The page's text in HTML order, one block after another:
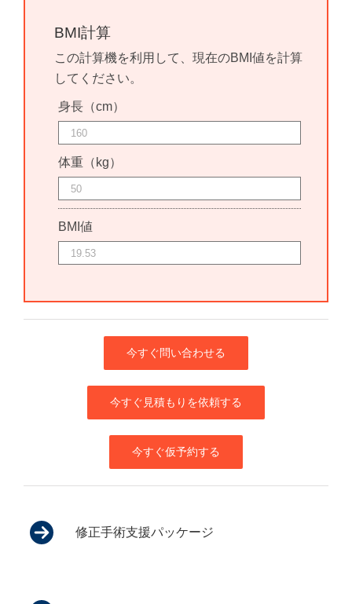
BMI計算
この計算機を利用して、現在のBMI値を計算
してください。
身長（cm）
体重（kg）
BMI値
今すぐ問い合わせる
今すぐ見積もりを依頼する
今すぐ仮予約する
修正手術支援パッケージ